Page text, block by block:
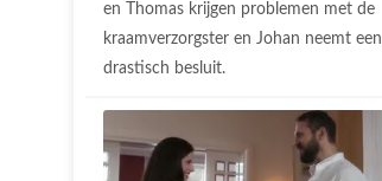
en Thomas krijgen problemen met de
kraamverzorgster en Johan neemt een
drastisch besluit.